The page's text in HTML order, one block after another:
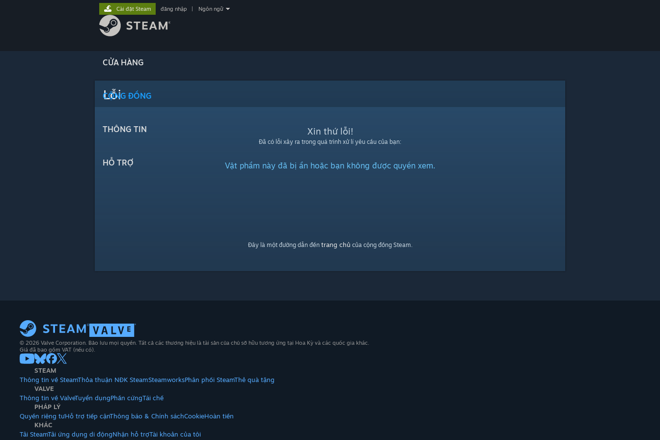
CỬA HÀNG
CỘNG ĐỒNG
THÔNG TIN
HỖ TRỢ
Cài đặt Steam đăng nhập Ngôn ngữ
Lỗi
Xin thứ lỗi!
Đã có lỗi xảy ra trong quá trình xử lí yêu cầu của bạn:
Vật phẩm này đã bị ẩn hoặc bạn không được quyền xem.
Đây là một đường dẫn đến trang chủ của cộng đồng Steam.
© 2026 Valve Corporation. Bảo lưu mọi quyền. Tất cả các thương hiệu là tài sản của chủ sở hữu tương ứng tại Hoa Kỳ và các quốc gia khác.
Giá đã bao gồm VAT (nếu có).
STEAM
Thông tin về SteamThỏa thuận NĐK SteamSteamworksPhân phối SteamThẻ quà tặng
VALVE
Thông tin về ValveTuyển dụngPhần cứngTái chế
PHÁP LÝ
Quyền riêng tưHỗ trợ tiếp cậnThông báo & Chính sáchCookieHoàn tiền
KHÁC
Tải SteamTải ứng dụng di độngNhận hỗ trợTài khoản của tôi